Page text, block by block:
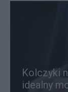
Kolczyki
idealny